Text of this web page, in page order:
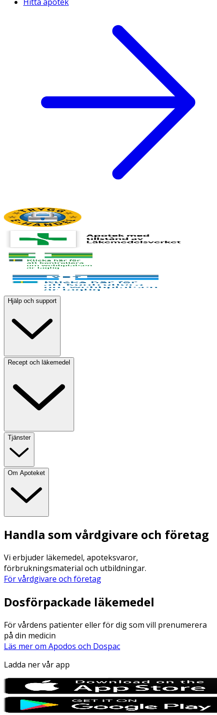
Hjälp och support
Recept och läkemedel
Tjänster
Om Apoteket
Handla som vårdgivare och företag
Vi erbjuder läkemedel, apoteksvaror,
förbrukningsmaterial och utbildningar.
För vårdgivare och företag
Dosförpackade läkemedel
För vårdens patienter eller för dig som vill prenumerera
på din medicin
Läs mer om Apodos och Dospac
Ladda ner vår app